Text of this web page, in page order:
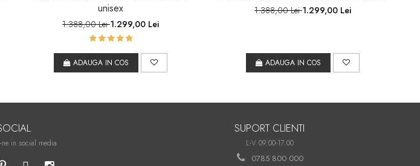
unisex
1.388,00 Lei1.299,00 Lei
ADAUGA IN COS
1.388,00 Lei1.299,00 Lei
ADAUGA IN COS
ne in social media
SUPORT CLIENTI
L-V 09:00-17:00
0785 800 000